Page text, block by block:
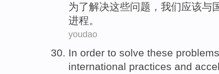
为了解决这些问题 ， 我们应该与
进程。
youdao
In order to solve these problems
international practices and